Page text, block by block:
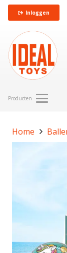
Inloggen
Producten
Home